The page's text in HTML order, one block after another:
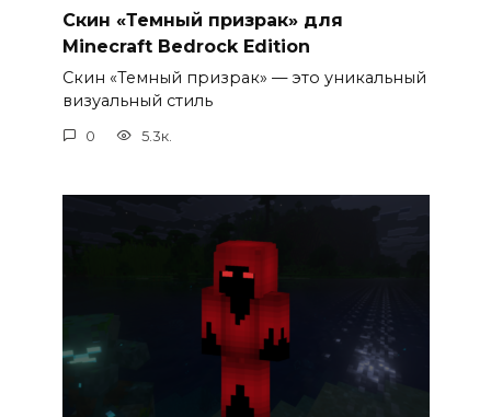
Скин «Темный призрак» для
Minecraft Bedrock Edition
Скин «Темный призрак» — это уникальный
визуальный стиль
0 5.3к.